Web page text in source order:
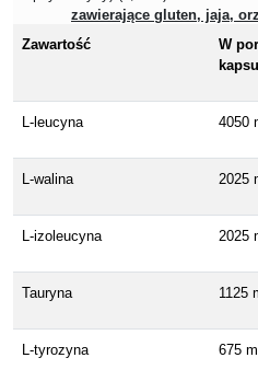
zawierające gluten, jaja,
Zawartość
W
L-leucyna 4050
L-walina 2025
L-izoleucyna 2025
Tauryna 1125
L-tyrozyna 675